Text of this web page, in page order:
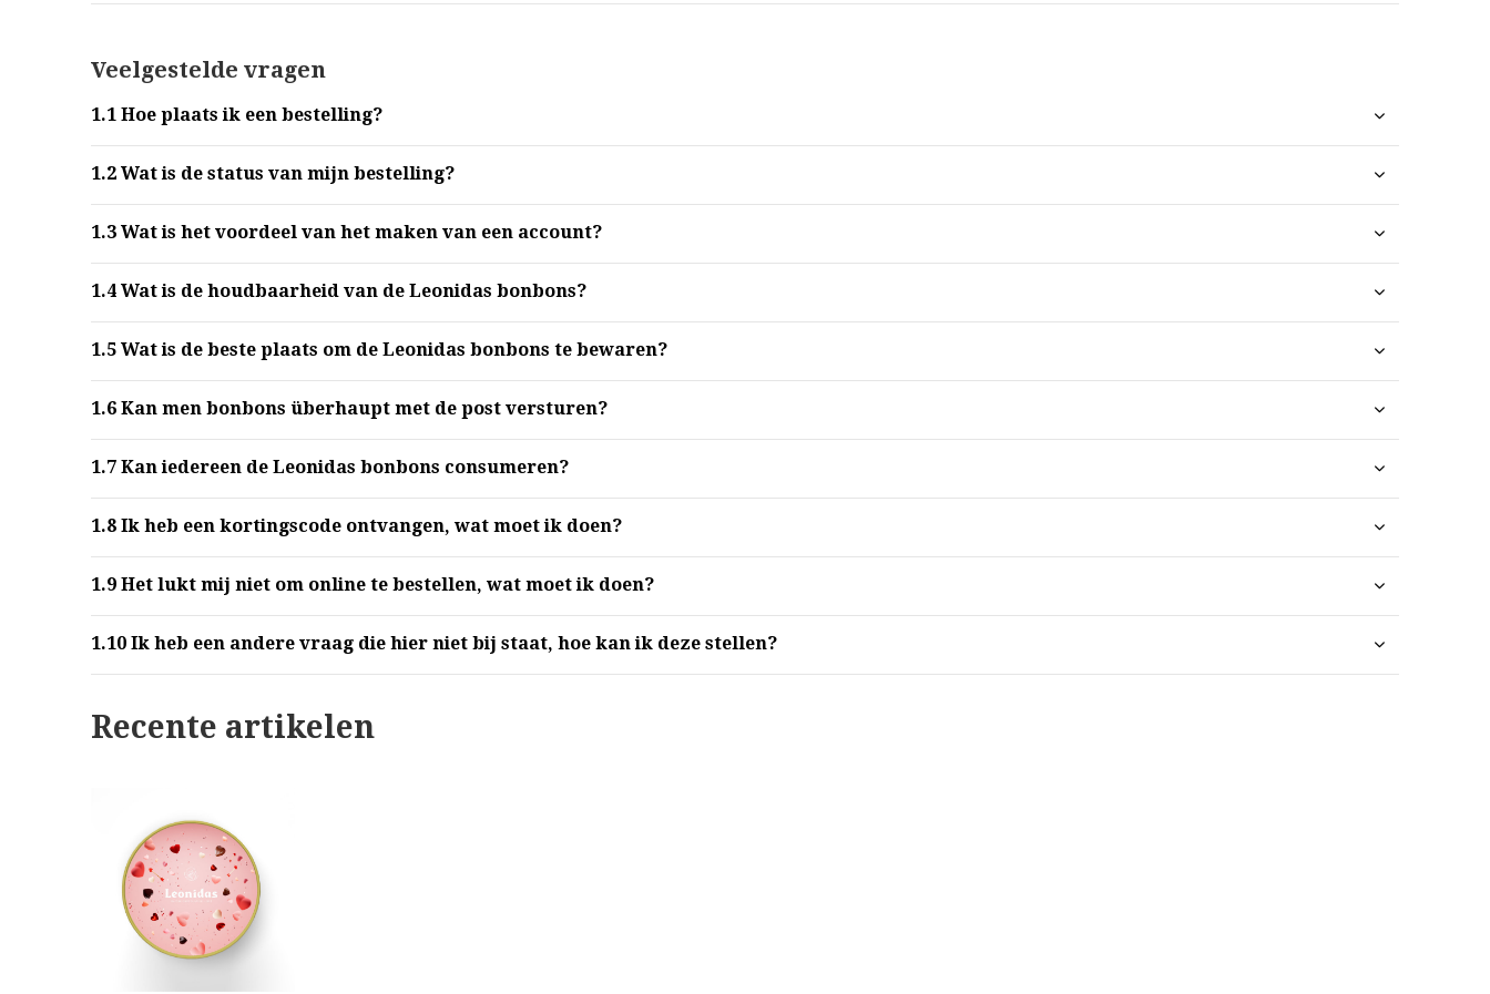
Veelgestelde vragen
1.1 Hoe plaats ik een bestelling?
1.2 Wat is de status van mijn bestelling?
1.3 Wat is het voordeel van het maken van een account?
1.4 Wat is de houdbaarheid van de Leonidas bonbons?
1.5 Wat is de beste plaats om de Leonidas bonbons te bewaren?
1.6 Kan men bonbons überhaupt met de post versturen?
1.7 Kan iedereen de Leonidas bonbons consumeren?
1.8 Ik heb een kortingscode ontvangen, wat moet ik doen?
1.9 Het lukt mij niet om online te bestellen, wat moet ik doen?
1.10 Ik heb een andere vraag die hier niet bij staat, hoe kan ik deze stellen?
Recente artikelen